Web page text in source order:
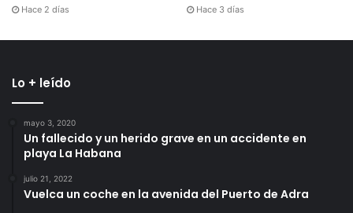
Hace 2 días Hace 3 días
Lo + leído
mayo 3, 2020
Un fallecido y un herido grave en un accidente en
playa La Habana
julio 21, 2022
Vuelca un coche en la avenida del Puerto de Adra